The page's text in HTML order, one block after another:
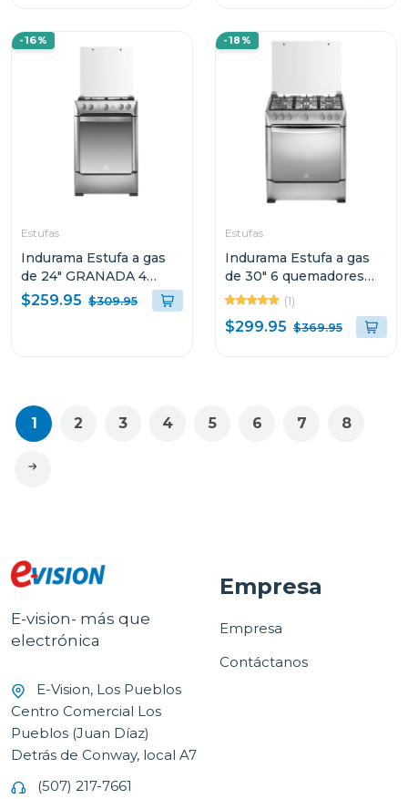
-16%
Estufas
Indurama Estufa a gas
de 24" GRANADA 4
quemadores con tapa
de vidrio línea zafiro
$259.95 $309.95
-18%
Estufas
Indurama Estufa a gas
de 30" 6 quemadores
PARMA color acero línea
(1)
$299.95 $369.95
1 2 3 4 5 6 7 8
E-vision- más que
electrónica
E-Vision, Los Pueblos
Centro Comercial Los
Pueblos (Juan Díaz)
Detrás de Conway, local A7
(507) 217-7661
Empresa
Empresa
Contáctanos